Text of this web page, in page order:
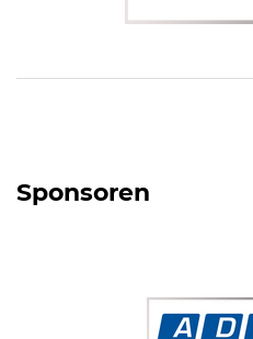
Sponsoren